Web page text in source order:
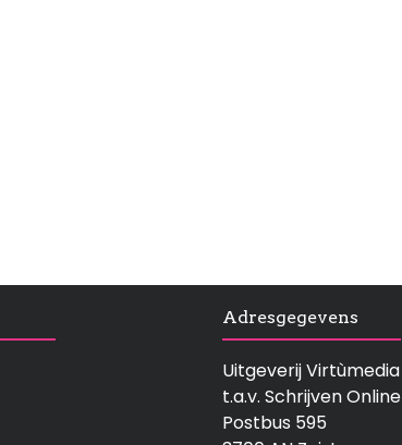
Adresgegevens
Uitgeverij Virtùmedia
t.a.v. Schrijven Online
Postbus 595